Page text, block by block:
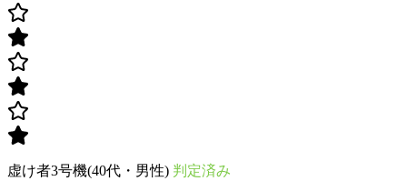
虚け者3号機(40代・男性) 判定済み